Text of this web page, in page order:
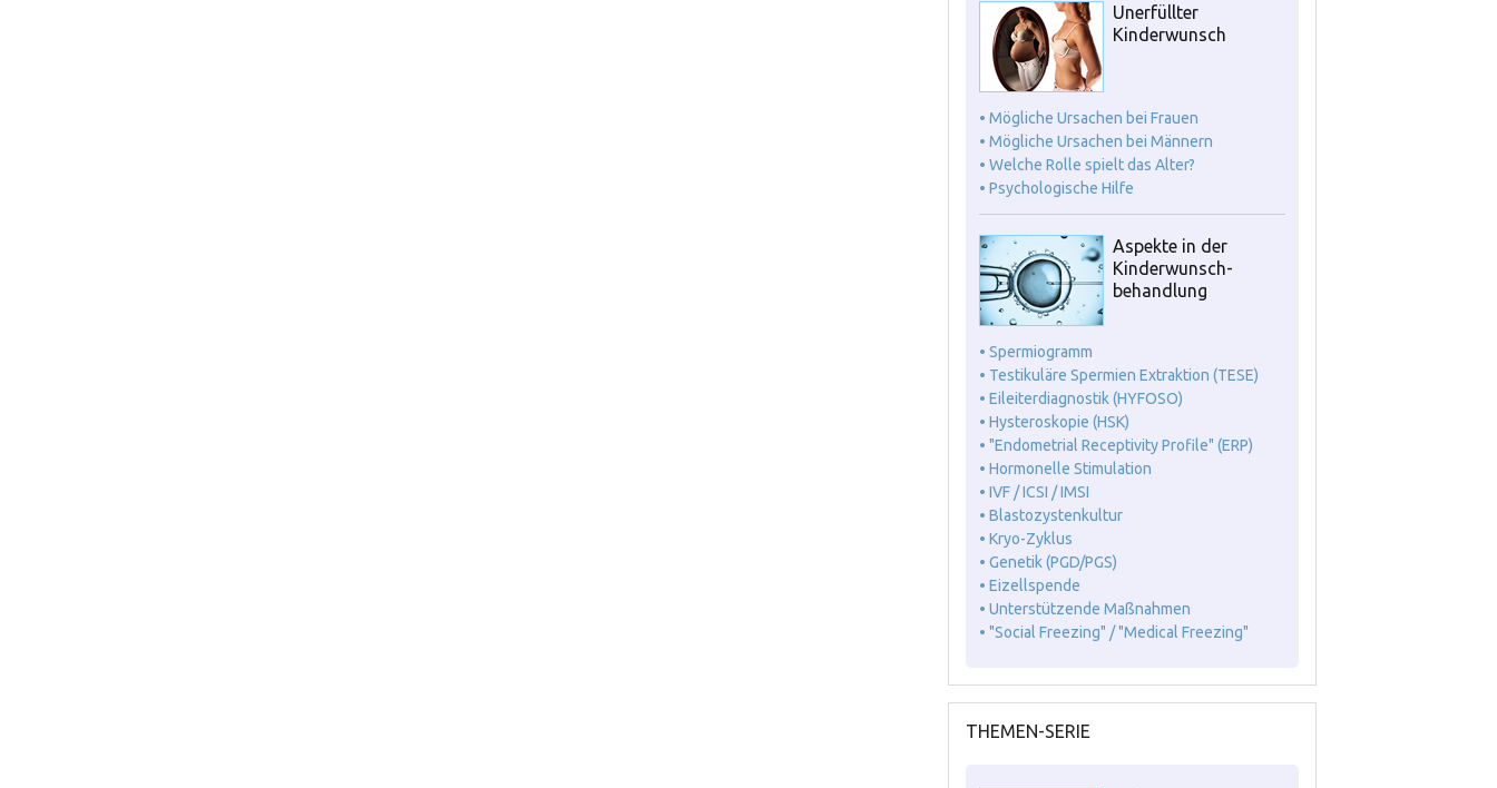
Unerfüllter
Kinderwunsch
• Mögliche Ursachen bei Frauen
• Mögliche Ursachen bei Männern
• Welche Rolle spielt das Alter?
• Psychologische Hilfe
Aspekte in der
Kinderwunsch-
behandlung
• Spermiogramm
• Testikuläre Spermien Extraktion (TESE)
• Eileiterdiagnostik (HYFOSO)
• Hysteroskopie (HSK)
• "Endometrial Receptivity Profile" (ERP)
• Hormonelle Stimulation
• IVF / ICSI / IMSI
• Blastozystenkultur
• Kryo-Zyklus
• Genetik (PGD/PGS)
• Eizellspende
• Unterstützende Maßnahmen
• "Social Freezing" / "Medical Freezing"
THEMEN-SERIE